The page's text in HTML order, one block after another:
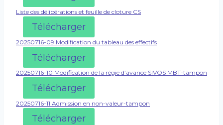
Liste des délibérations et feuille de cloture CS
Télécharger
20250716-09 Modification du tableau des effectifs
Télécharger
20250716-10 Modification de la régie d’avance SIVOS MBT-tampon
Télécharger
20250716-11 Admission en non-valeur-tampon
Télécharger